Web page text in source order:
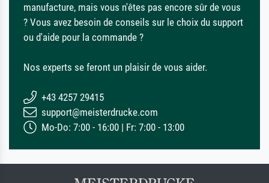
manufacture, mais vous n'êtes pas encore sûr de vous
? Vous avez besoin de conseils sur le choix du support
ou d'aide pour la commande ?
Nos experts se feront un plaisir de vous aider.
+43 4257 29415
support@meisterdrucke.com
Mo-Do: 7:00 - 16:00 | Fr: 7:00 - 13:00